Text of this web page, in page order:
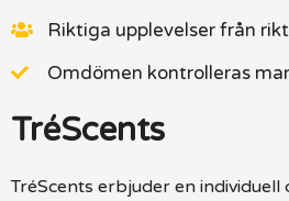
Riktiga upplevelser från
Omdömen kontrolleras
TréScents
TréScents erbjuder en